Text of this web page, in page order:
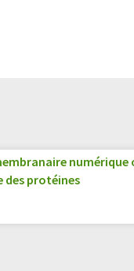
numérique
des protéines